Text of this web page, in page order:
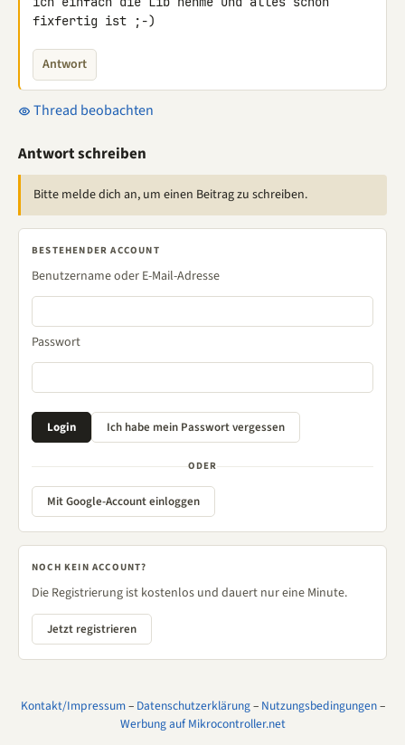
fixfertig ist ;-)
Antwort
Thread beobachten
Antwort schreiben
Bitte melde dich an, um einen Beitrag zu schreiben.
BESTEHENDER ACCOUNT
Benutzername oder E-Mail-Adresse
Passwort
ODER
Mit Google-Account einloggen
NOCH KEIN ACCOUNT?
Die Registrierung ist kostenlos und dauert nur eine Minute.
Jetzt registrieren
Kontakt/Impressum– Datenschutzerklärung– Nutzungsbedingungen–
Werbung auf Mikrocontroller.net